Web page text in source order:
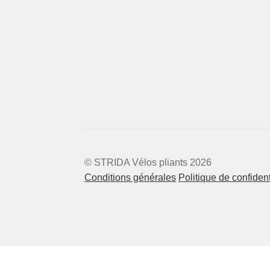
© STRIDA Vélos pliants 2026
Conditions générales Politique de